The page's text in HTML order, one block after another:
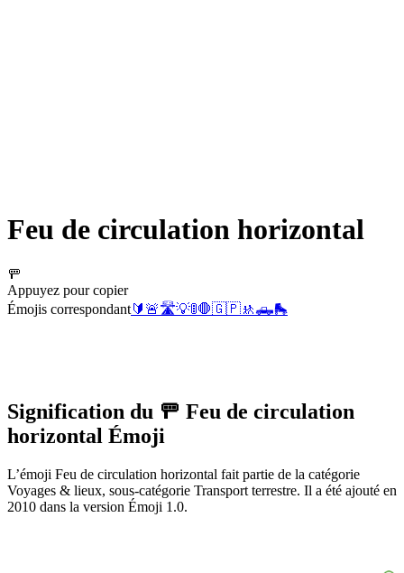
Feu de circulation horizontal
🚥
Appuyez pour copier
Émojis correspondant🔰 🚨🛣️💡🚦🛑🇬🇵🚸🛻🛼
Signification du 🚥 Feu de circulation
horizontal Émoji
L’émoji Feu de circulation horizontal fait partie de la catégorie
Voyages & lieux, sous-catégorie Transport terrestre. Il a été ajouté en
2010 dans la version Émoji 1.0.